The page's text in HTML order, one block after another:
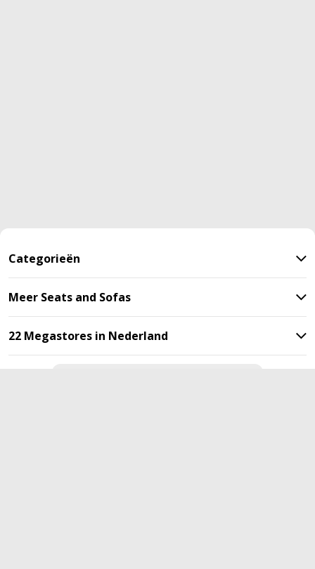
Categorieën
Meer Seats and Sofas
22 Megastores in Nederland